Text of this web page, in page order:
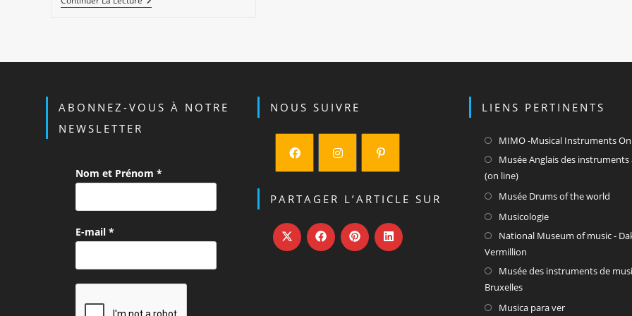
Double
ABONNEZ-VOUS À NOTRE
NEWSLETTER
Nom et Prénom *
E-mail *
NOUS SUIVRE
dans
nouvel
onglet
dans
nouvel
onglet
dans
nouvel
onglet
PARTAGER L’ARTICLE SUR
LIENS PERTINENTS
MIMO -Musical Instruments
Musée Anglais des instruments
(on line)
Musée Drums of the world
un
onglet
MusicologieS’ouvre
dans
nouvel
National Museum of music -
Vermillion
Musée des instruments de
Bruxelles
Musica para verS’ouvre